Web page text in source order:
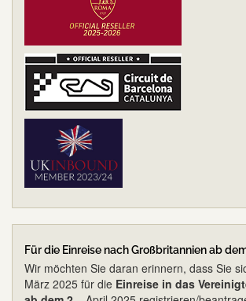
Für die Einreise nach Großbritannien ab
Wir möchten Sie daran erinnern, dass Sie
März 2025 für die Einreise in das